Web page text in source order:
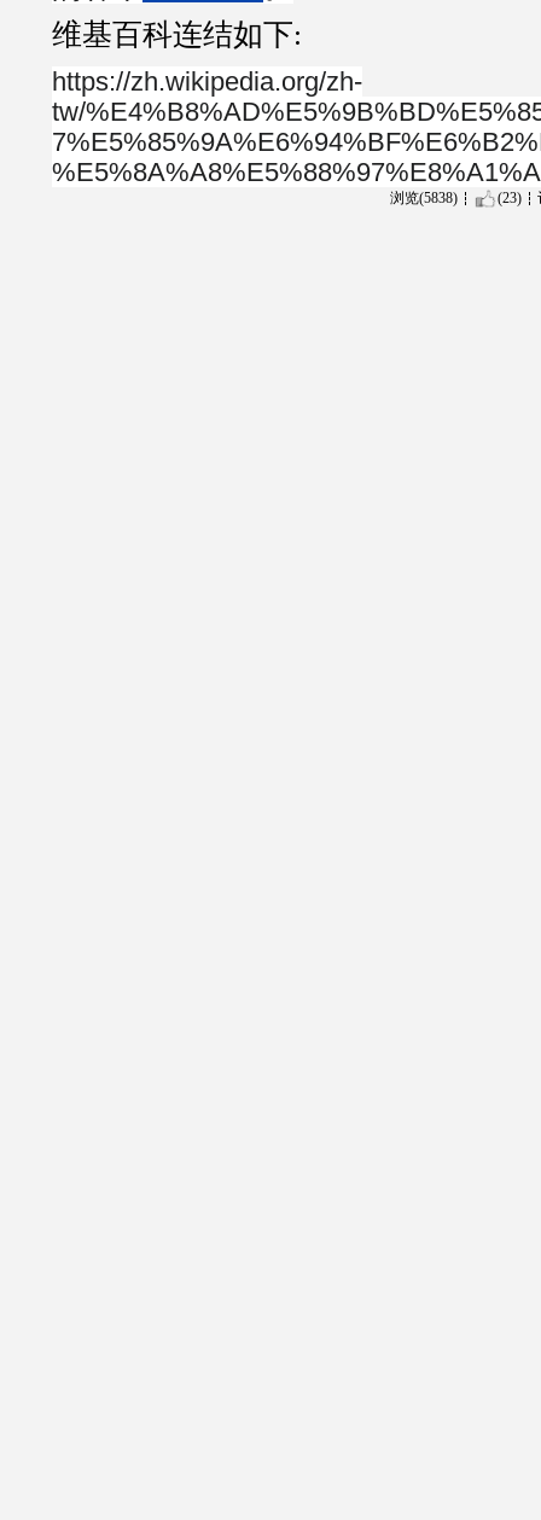
维基百科连结如下:
https://zh.wikipedia.org/zh-
tw/
浏览(5838) (23)